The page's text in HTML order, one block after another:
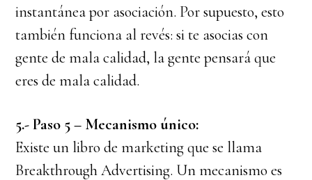
instantánea por asociación. Por supuesto, esto
también funciona al revés: si te asocias con
gente de mala calidad, la gente pensará que
eres de mala calidad.
5.- Paso 5 – Mecanismo único:
Existe un libro de marketing que se llama
Breakthrough Advertising. Un mecanismo es